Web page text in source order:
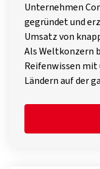
Unternehmen
gegründet und
Umsatz von
Als Weltkonzern
Reifenwissen mit
Ländern auf der